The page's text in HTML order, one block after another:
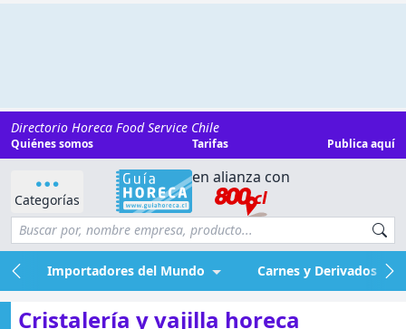
Directorio Horeca Food Service Chile
Quiénes somos Tarifas Publica aquí
Categorías
en alianza con
Importadores del Mundo Carnes y Derivados
Cristalería y vajilla horeca